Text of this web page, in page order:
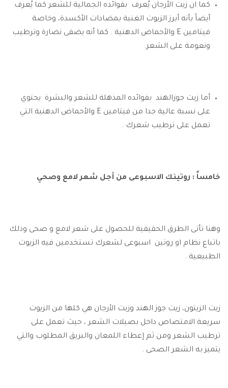
كما ان زيت الأرجان يُعرف بفوائده الجمالية للشعر كما يُعرف
أيضاً بأنه أبرز الزيوت الغنية بمضادات الأكسدة، وخاصة
فيتامين E والأحماض الدهنية . كما أنه يضفى نضارة وترطيب
ونعومة على الشعر.
أما زيت جوزالهند بفوائده المذهلة للشعر والبشرة يحتوي
على نسبة عالية جدا من فيتامين E والأحماض الدهنية التي
تعمل على ترطيب شعرك .
خامساً : روتينك الاسبوعى من أجل شعر لامع وصحي
وهنا تأتى الطرق الحقيقية للحصول على شعر لامع و صحى وذلك
باتباع نظام او روتين اسبوعى لشعرك تستخدمين فيه الزيوت
الطبيعية .
زيت الزيتون، زيت جوز الهند وزيت الأرجان هي كلها من الزيوت
سريعة الامتصاص داخل بصيلات الشعر ، حيث تعمل على
ترطيب الشعر ومن ثم إعطاء اللمعان والبريق المطلوب والتي
يتميز به الشعر الصحى .